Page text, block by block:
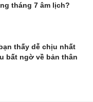
tháng 7 âm lịch?
thấy dễ chịu nhất
bất ngờ về bản thân